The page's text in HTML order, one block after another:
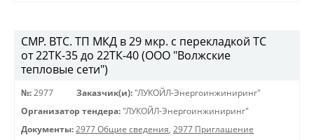
СМР. ВТС. ТП МКД в 29 мкр. с перекладкой ТС
от 22ТК-35 до 22ТК-40 (ООО "Волжские
тепловые сети")
№: 2977 Заказчик(и): "ЛУКОЙЛ-Энергоинжиниринг"
Организатор тендера: "ЛУКОЙЛ-Энергоинжиниринг"
Документы: 2977 Общие сведения, 2977 Приглашение